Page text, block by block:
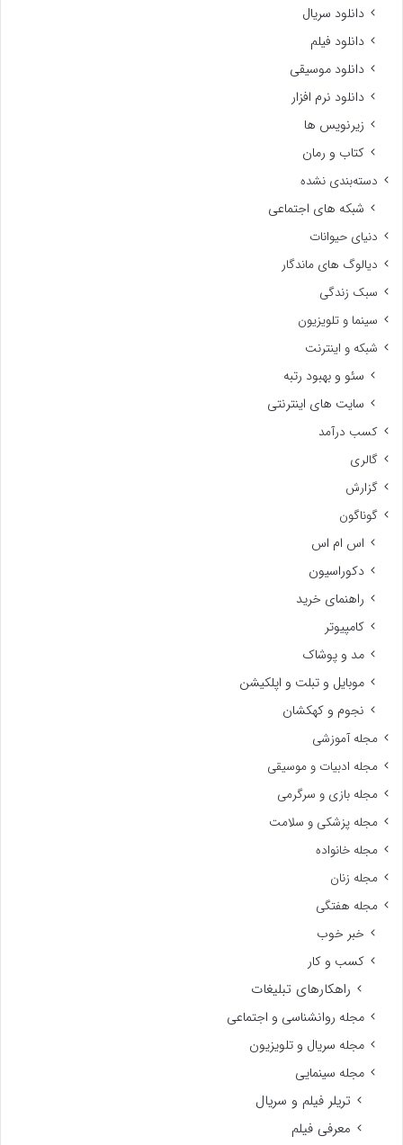
دانلود سریال
دانلود فیلم
دانلود موسیقی
دانلود نرم افزار
زیرنویس ها
کتاب و رمان
دسته‌بندی نشده
شبکه های اجتماعی
دنیای حیوانات
دیالوگ های ماندگار
سبک زندگی
سینما و تلویزیون
شبکه و اینترنت
سئو و بهبود رتبه
سایت های اینترنتی
کسب درآمد
گالری
گزارش
گوناگون
اس ام اس
دکوراسیون
راهنمای خرید
کامپیوتر
مد و پوشاک
موبایل و تبلت و اپلکیشن
نجوم و کهکشان
مجله آموزشی
مجله ادبیات و موسیقی
مجله بازی و سرگرمی
مجله پزشکی و سلامت
مجله خانواده
مجله زنان
مجله هفتگی
خبر خوب
کسب و کار
راهکارهای تبلیغات
مجله روانشناسی و اجتماعی
مجله سریال و تلویزیون
مجله سینمایی
تریلر فیلم و سریال
معرفی فیلم